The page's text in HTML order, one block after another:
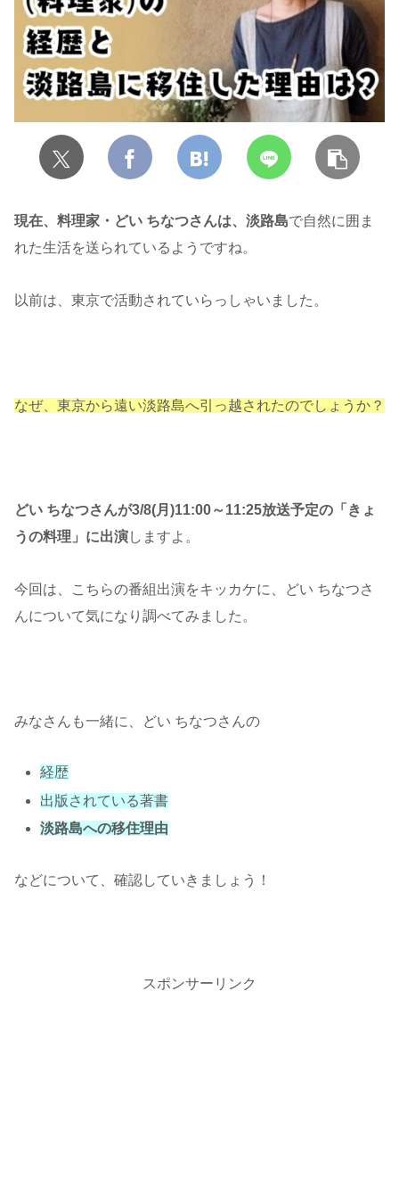
現在、料理家・どい ちなつさんは、淡路島で自然に囲ま
れた生活を送られているようですね。
以前は、東京で活動されていらっしゃいました。
なぜ、東京から遠い淡路島へ引っ越されたのでしょうか？
どい ちなつさんが3/8(月)11:00～11:25放送予定の「きょ
うの料理」に出演しますよ。
今回は、こちらの番組出演をキッカケに、どい ちなつさ
んについて気になり調べてみました。
みなさんも一緒に、どい ちなつさんの
経歴
出版されている著書
淡路島への移住理由
などについて、確認していきましょう！
スポンサーリンク